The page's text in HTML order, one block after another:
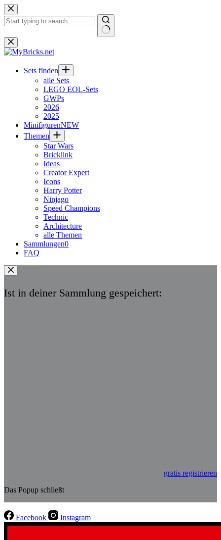
Zum
Inhalt
springen
Keine
Ergebnisse
Sets finden
alle Sets
LEGO EOL-Sets
GWPs
2026
2025
MinifigurenNEW
Themen
Star Wars
Bricklink
Ideas
Creator Expert
Icons
Harry Potter
Ninjago
Speed Champions
Technic
Architecture
alle Themen
Sammlungen0
FAQ
Ist in deiner Sammlung gespeichert:
gratis registrieren
Das Popup schließt
Facebook Instagram